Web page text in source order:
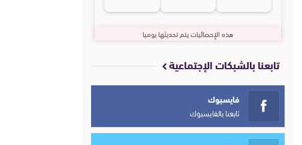
هذه الإحصائيات يتم تحديثها يوميا
تابعنا بالشبكات الإجتماعية
فايسبوك
تابعنا بالفايسبوك